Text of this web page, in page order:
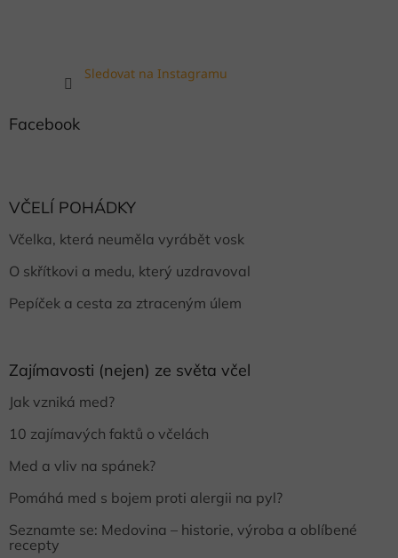
Sledovat na Instagramu
Facebook
VČELÍ POHÁDKY
Včelka, která neuměla vyrábět vosk
O skřítkovi a medu, který uzdravoval
Pepíček a cesta za ztraceným úlem
Zajímavosti (nejen) ze světa včel
Jak vzniká med?
10 zajímavých faktů o včelách
Med a vliv na spánek?
Pomáhá med s bojem proti alergii na pyl?
Seznamte se: Medovina – historie, výroba a oblíbené
recepty